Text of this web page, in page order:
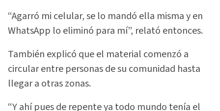
“Agarró mi celular, se lo mandó ella misma y en
WhatsApp lo eliminó para mí”, relató entonces.
También explicó que el material comenzó a
circular entre personas de su comunidad hasta
llegar a otras zonas.
“Y ahí pues de repente ya todo mundo tenía el